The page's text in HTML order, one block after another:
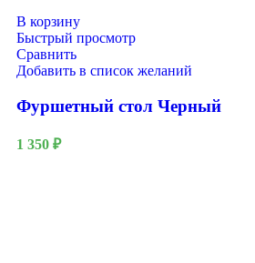
В корзину
Быстрый просмотр
Сравнить
Добавить в список желаний
Фуршетный стол Черный
1 350 ₽